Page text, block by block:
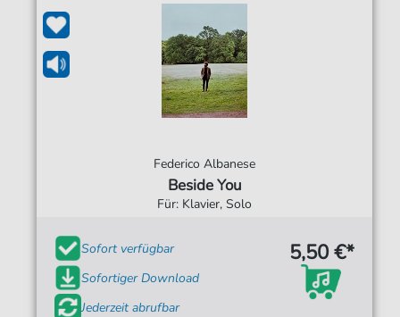
Federico Albanese
Beside You
Für: Klavier, Solo
Sofort verfügbar
Sofortiger Download
Jederzeit abrufbar
5,50 €*